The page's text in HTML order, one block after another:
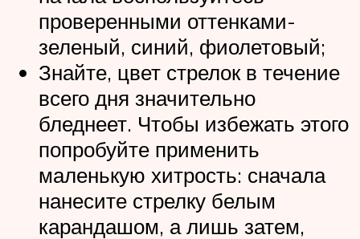
проверенными оттенками-
зеленый, синий, фиолетовый;
Знайте, цвет стрелок в течение
всего дня значительно
бледнеет. Чтобы избежать этого
попробуйте применить
маленькую хитрость: сначала
нанесите стрелку белым
карандашом, а лишь затем,